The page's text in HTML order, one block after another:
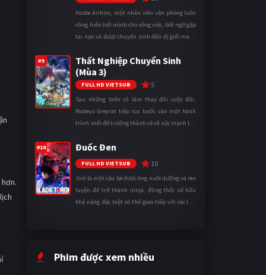
Atobe Arihito, một nhân viên văn phòng luôn
cống hiến hết mình cho công việc, bất ngờ gặp
tai nạn và được chuyển sinh đến dị giới mang
thành một mạo hiểm gi ...
#9
Thất Nghiệp Chuyển Sinh
(Mùa 3)
FULL HD VIETSUB 5
Sau những biến cố làm thay đổi cuộc đời,
Rudeus Greyrat tiếp tục bước vào một hành
trình mới để trưởng thành cả về sức mạnh lẫn
ngày càng khắc nghiệt, anh ...
#10 Đuốc Đen
FULL HD VIETSUB 10
Jirô là một cậu bé được ông nuôi dưỡng và rèn
luyện để trở thành ninja, đồng thời sở hữu
khả năng đặc biệt có thể giao tiếp với các loài
Phim được xem nhiều